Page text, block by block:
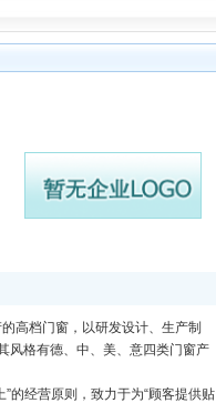
高档门窗，以研发设计、生产制
风格有德、中、美、意四类门窗产
的经营原则，致力于为“顾客提供贴